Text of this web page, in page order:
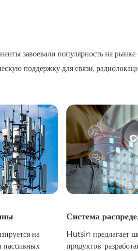
завоевали популярность на
поддержку для связи,
на
пассивных
Система
помещений
Hutsin предлагает
продуктов,